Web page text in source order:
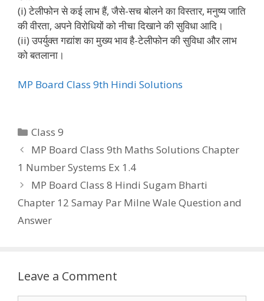
(i) टेलीफोन से कई लाभ हैं, जैसे-सच बोलने का विस्तार, मनुष्य जाति
की वीरता, अपने विरोधियों को नीचा दिखाने की सुविधा आदि।
(ii) उपर्युक्त गद्यांश का मुख्य भाव है-टेलीफोन की सुविधा और लाभ
को बतलाना।
MP Board Class 9th Hindi Solutions
Categories
Class 9
MP Board Class 9th Maths Solutions Chapter
1 Number Systems Ex 1.4
MP Board Class 8 Hindi Sugam Bharti
Chapter 12 Samay Par Milne Wale Question and
Answer
Leave a Comment